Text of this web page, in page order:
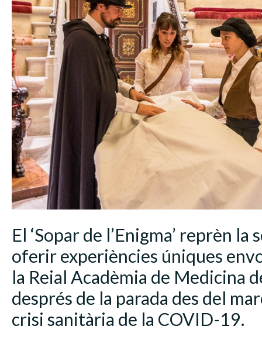
El ‘Sopar de l’Enigma’ reprèn
oferir experiències úniques
la Reial Acadèmia de Medicina
després de la parada des del
crisi sanitària de la COVID-19.